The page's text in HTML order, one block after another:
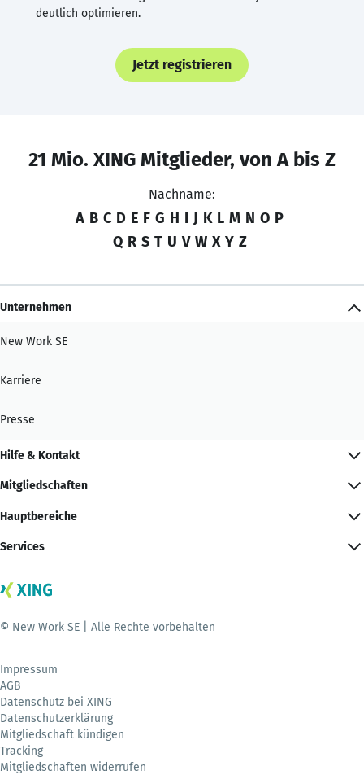
deutlich optimieren.
Jetzt registrieren
21 Mio. XING Mitglieder, von A bis Z
Nachname:
A B C D E F G H I J K L M N O P
Q R S T U V W X Y Z
Unternehmen
New Work SE
Karriere
Presse
Hilfe & Kontakt
Mitgliedschaften
Hauptbereiche
Services
© New Work SE | Alle Rechte vorbehalten
Impressum
AGB
Datenschutz bei XING
Datenschutzerklärung
Mitgliedschaft kündigen
Tracking
Mitgliedschaften widerrufen